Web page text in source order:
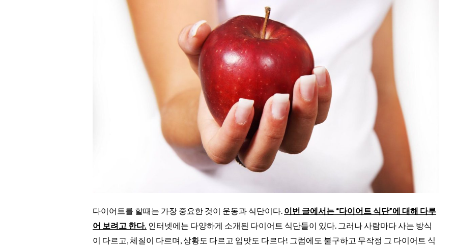
다이어트를 할때는 가장 중요한 것이 운동과 식단이다. 이번 글에서는 “다이어트 식단”에 대해 다루
어 보려고 한다. 인터넷에는 다양하게 소개된 다이어트 식단들이 있다. 그러나 사람마다 사는 방식
이 다르고, 체질이 다르며, 상황도 다르고 입맛도 다르다! 그럼에도 불구하고 무작정 그 다이어트 식